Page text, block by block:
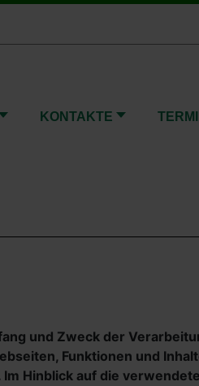
KONTAKTE
und Zweck der
Funktionen und
Hinblick auf die